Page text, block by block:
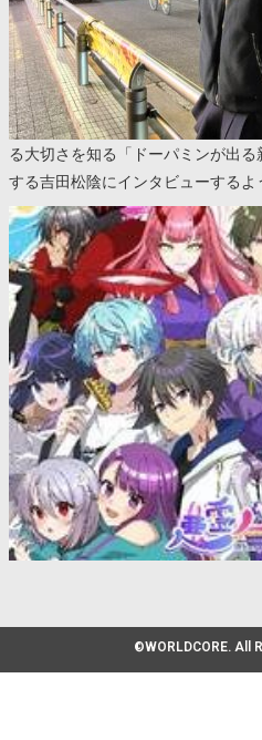
る大切さを知る「ドーパミンが出
する吉田松陰にインタビューするよ
©WORLDCORE. All